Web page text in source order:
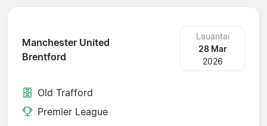
Manchester United
Brentford
Lauantai
28 Mar
2026
Old Trafford
Premier League